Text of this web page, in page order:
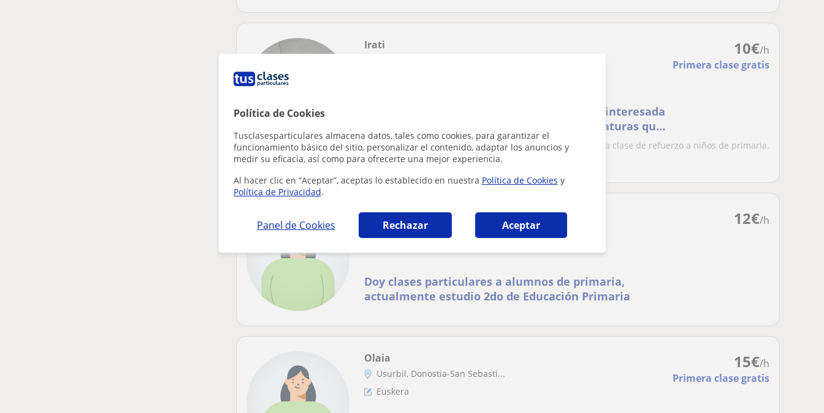
Política de Cookies
Tusclasesparticulares almacena datos, tales como cookies, para garantizar el
funcionamiento básico del sitio, personalizar el contenido, adaptar los anuncios y
medir su eficacia, así como para ofrecerte una mejor experiencia.
Al hacer clic en “Aceptar”, aceptas lo establecido en nuestra Política de Cookies y
Política de Privacidad.
Panel de Cookies Rechazar Aceptar
10€/h
Primera clase gratis
Irati
Soy una estudiante de cuarto de psicología interesada
en dar clases de refuerzo de aquellas asignaturas que
solicite el alumno interesado
Estudiante de cuarto de psicología con experiencia dando a clase de refuerzo a niños de primaria.
Mis clases consistirían en reforzar al al...
12€/h
Carla
Lasarte-Oria, Donostia-San Se...
Doy clases particulares a alumnos de primaria,
actualmente estudio 2do de Educación Primaria
15€/h
Primera clase gratis
Olaia
Usurbil, Donostia-San Sebasti...
Euskera